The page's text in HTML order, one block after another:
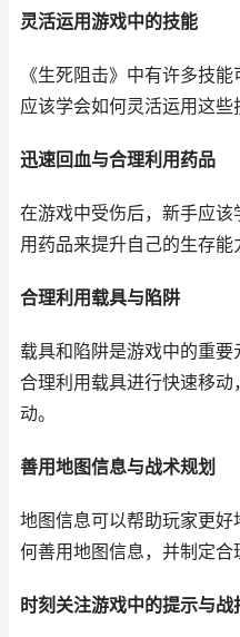
灵活运用游戏中的技能
《生死阻击》中有许多技
应该学会如何灵活运用这些
迅速回血与合理利用药品
在游戏中受伤后，新手应该
用药品来提升自己的生存能
合理利用载具与陷阱
载具和陷阱是游戏中的重
合理利用载具进行快速移
动。
善用地图信息与战术规划
地图信息可以帮助玩家更
何善用地图信息，并制定合
时刻关注游戏中的提示与战